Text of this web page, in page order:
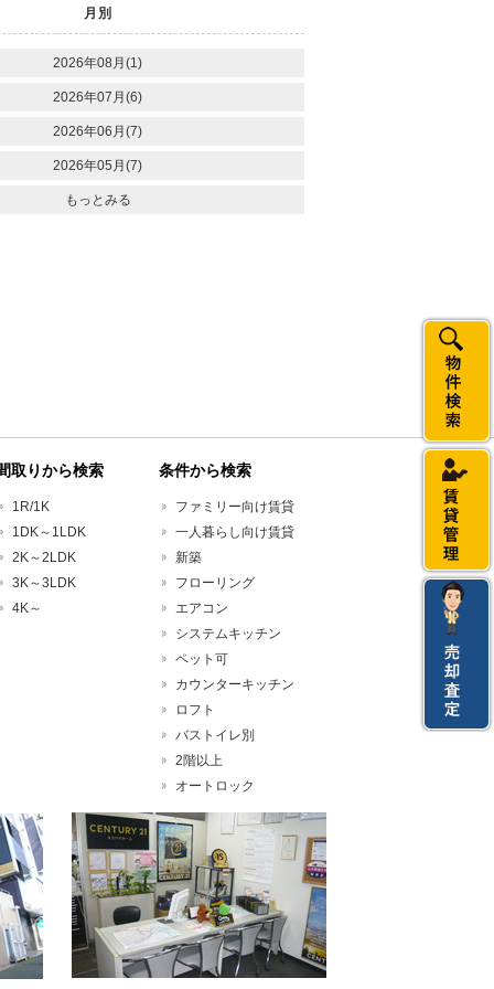
月別
2026年08月(1)
2026年07月(6)
2026年06月(7)
2026年05月(7)
もっとみる
取りから検索
1R/1K
1DK～1LDK
2K～2LDK
3K～3LDK
4K～
条件から検索
ファミリー向け賃貸
一人暮らし向け賃貸
新築
フローリング
エアコン
システムキッチン
ペット可
カウンターキッチン
ロフト
バストイレ別
2階以上
オートロック